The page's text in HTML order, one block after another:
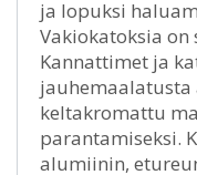
ja lopuksi
Vakiokatoksia on
Kannattimet ja
jauhemaalatusta
keltakromattu
parantamiseksi.
alumiinin,